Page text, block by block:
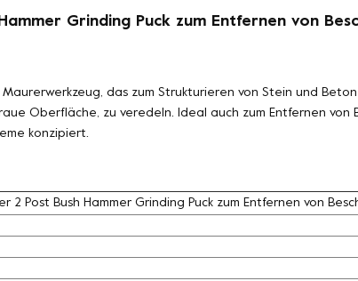
Grinding Puck zum Entfernen von
Maurerwerkzeug, das zum Strukturieren von Stein und
Oberfläche, zu veredeln. Ideal auch zum Entfernen von
konzipiert.
2 Post Bush Hammer Grinding Puck zum Entfernen von